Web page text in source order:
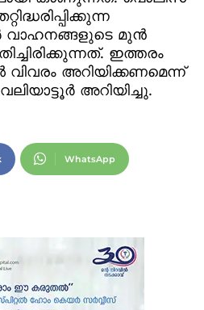
വാഹനങ്ങളുടെ മുൻ
ഇത്തരം
അറിയിക്കണമെന്ന്
അറിയിച്ചു.
WhatsApp